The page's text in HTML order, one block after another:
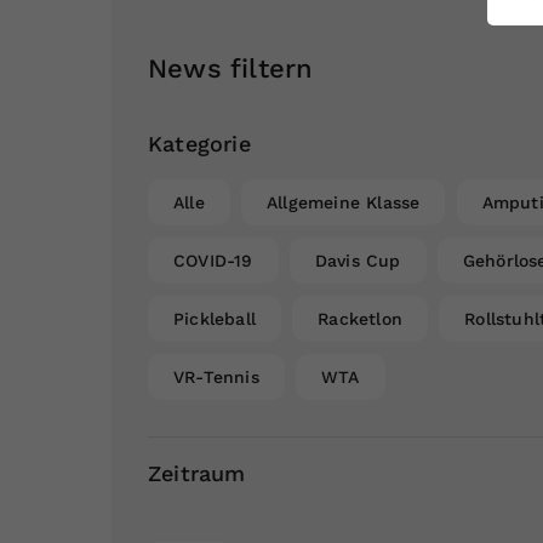
News filtern
Kategorie
Alle Allgemeine Klasse
COVID-19 Davis Cup
Pickleball Racketlon
VR-Tennis WTA
Zeitraum